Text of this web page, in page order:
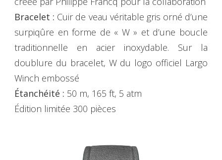
Bracelet : Cuir de veau véritable gris orné d’une
surpiqûre en forme de « W » et d’une boucle
traditionnelle en acier inoxydable. Sur la
doublure du bracelet, W du logo officiel Largo
Winch embossé
Étanchéité : 50 m, 165 ft, 5 atm
Édition limitée 300 pièces